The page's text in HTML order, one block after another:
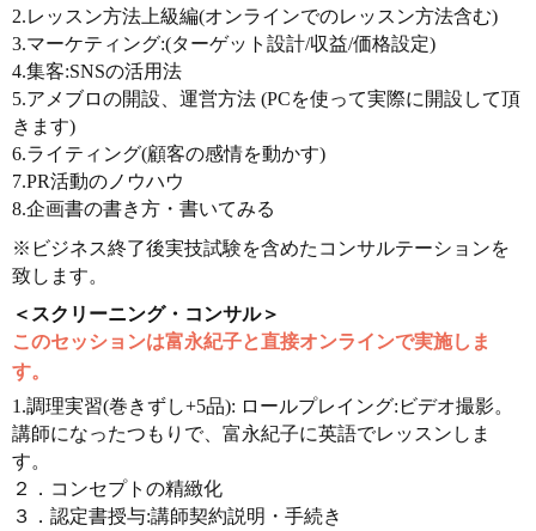
2.レッスン方法上級編(オンラインでのレッスン方法含む)
3.マーケティング:(ターゲット設計/収益/価格設定)
4.集客:SNSの活用法
5.アメブロの開設、運営方法 (PCを使って実際に開設して頂
きます)
6.ライティング(顧客の感情を動かす)
7.PR活動のノウハウ
8.企画書の書き方・書いてみる
※ビジネス終了後実技試験を含めたコンサルテーションを
致します。
＜スクリーニング・コンサル＞
このセッションは富永紀子と直接オンラインで実施しま
す。
1.調理実習(巻きずし+5品): ロールプレイング:ビデオ撮影。
講師になったつもりで、富永紀子に英語でレッスンしま
す。
２．コンセプトの精緻化
３．認定書授与:講師契約説明・手続き